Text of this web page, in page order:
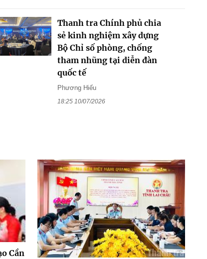
Thanh tra Chính phủ chia
sẻ kinh nghiệm xây dựng
Bộ Chỉ số phòng, chống
tham nhũng tại diễn đàn
quốc tế
Phương Hiếu
18:25 10/07/2026
Cần